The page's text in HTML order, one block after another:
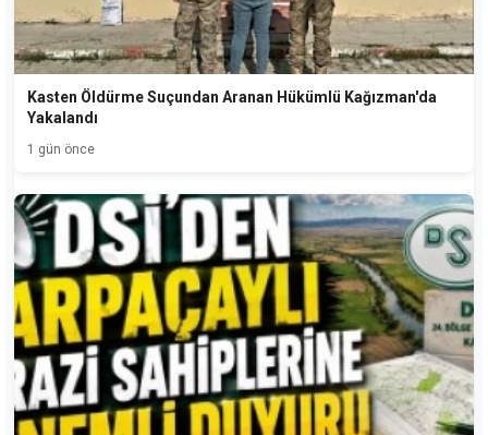
Kasten Öldürme Suçundan Aranan Hükümlü Kağızman'da
Yakalandı
1 gün önce